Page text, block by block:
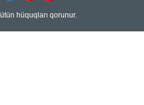
hüquqları qorunur.